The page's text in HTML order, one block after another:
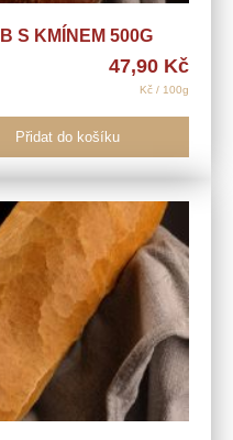
S KMÍNEM 500G
47,90 Kč
Kč / 100g
Přidat do košíku